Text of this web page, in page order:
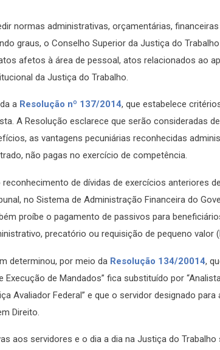
normas administrativas, orçamentárias,
graus, o Conselho Superior da Justiça do
afetos à área de pessoal, atos relacionados ao
da Justiça do Trabalho.
a Resolução nº 137/2014, que estabelece
A Resolução esclarece que serão consideradas
as vantagens pecuniárias reconhecidas
não pagas no exercício de competência.
de dívidas de exercícios anteriores
no Sistema de Administração Financeira do
proíbe o pagamento de passivos para
precatório ou requisição de pequeno valor
determinou, por meio da Resolução 134/20014,
Execução de Mandados” fica substituído por
Avaliador Federal” e que o servidor designado
Direito.
aos servidores e o dia a dia na Justiça do